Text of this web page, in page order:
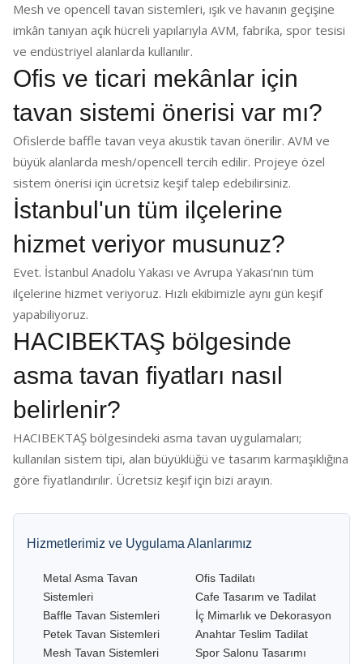
Mesh ve opencell tavan sistemleri, ışık ve havanın geçişine
imkân tanıyan açık hücreli yapılarıyla AVM, fabrika, spor tesisi
ve endüstriyel alanlarda kullanılır.
Ofis ve ticari mekânlar için
tavan sistemi önerisi var mı?
Ofislerde baffle tavan veya akustik tavan önerilir. AVM ve
büyük alanlarda mesh/opencell tercih edilir. Projeye özel
sistem önerisi için ücretsiz keşif talep edebilirsiniz.
İstanbul'un tüm ilçelerine
hizmet veriyor musunuz?
Evet. İstanbul Anadolu Yakası ve Avrupa Yakası'nın tüm
ilçelerine hizmet veriyoruz. Hızlı ekibimizle aynı gün keşif
yapabiliyoruz.
HACIBEKTAŞ bölgesinde
asma tavan fiyatları nasıl
belirlenir?
HACIBEKTAŞ bölgesindeki asma tavan uygulamaları;
kullanılan sistem tipi, alan büyüklüğü ve tasarım karmaşıklığına
göre fiyatlandırılır. Ücretsiz keşif için bizi arayın.
Hizmetlerimiz ve Uygulama Alanlarımız
Metal Asma Tavan
Sistemleri
Baffle Tavan Sistemleri
Petek Tavan Sistemleri
Mesh Tavan Sistemleri
Ofis Tadilatı
Cafe Tasarım ve Tadilat
İç Mimarlık ve Dekorasyon
Anahtar Teslim Tadilat
Spor Salonu Tasarımı